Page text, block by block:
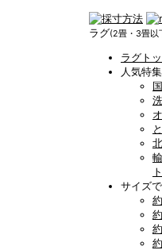
ラグ(2畳・3畳以
ラグト
人気特
ト
サイズ